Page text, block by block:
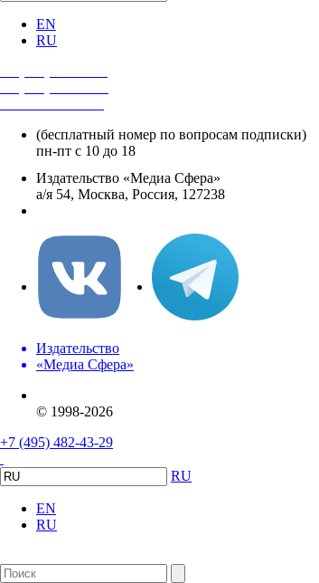
EN
RU
(бесплатный номер по вопросам подписки)
пн-пт с 10 до 18
Издательство «Медиа Сфера»
а/я 54, Москва, Россия, 127238
Издательство
«Медиа Сфера»
© 1998-2026
+7 (495) 482-43-29
RU
EN
RU